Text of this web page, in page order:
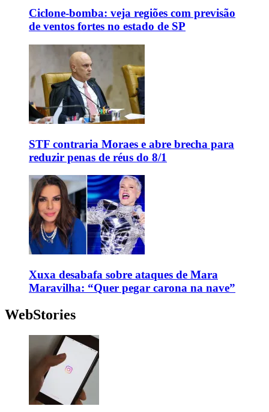
Ciclone-bomba: veja regiões com previsão
de ventos fortes no estado de SP
STF contraria Moraes e abre brecha para
reduzir penas de réus do 8/1
Xuxa desabafa sobre ataques de Mara
Maravilha: “Quer pegar carona na nave”
WebStories